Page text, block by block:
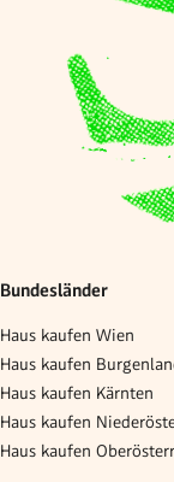
Bundesländer
Haus kaufen Wien
Haus kaufen
Haus kaufen Kärnten
Haus kaufen
Haus kaufen